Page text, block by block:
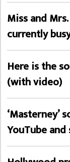
Miss and
currently
Here is the
(with video)
‘Masterney’
YouTube